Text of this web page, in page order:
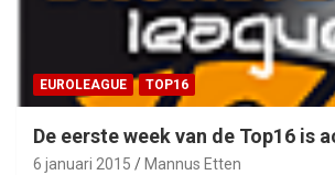
EUROLEAGUE TOP16
De eerste week van de Top16 is
6 januari 2015 Mannus Etten